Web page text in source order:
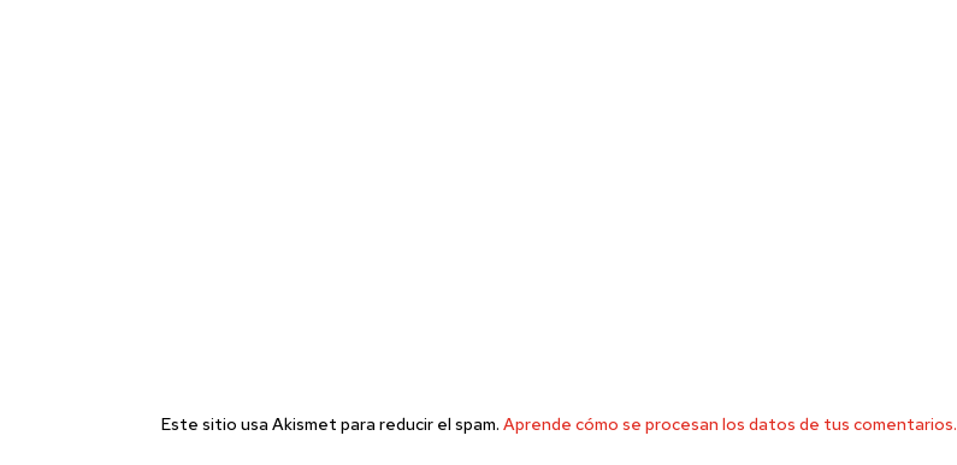
Este sitio usa Akismet para reducir el spam.Aprende cómo se procesan los datos de tus comentarios.